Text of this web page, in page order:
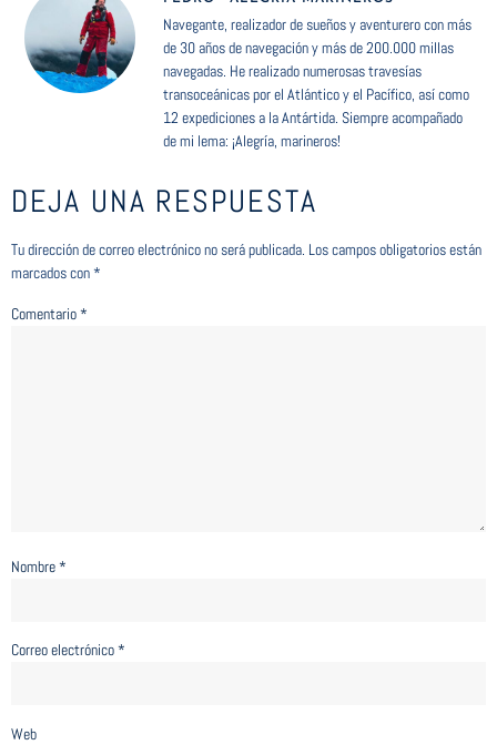
Navegante, realizador de sueños y aventurero con más
de 30 años de navegación y más de 200.000 millas
navegadas. He realizado numerosas travesías
transoceánicas por el Atlántico y el Pacífico, así como
12 expediciones a la Antártida. Siempre acompañado
de mi lema: ¡Alegría, marineros!
DEJA UNA RESPUESTA
Tu dirección de correo electrónico no será publicada. Los campos obligatorios están
marcados con*
Comentario*
Nombre*
Correo electrónico*
Web